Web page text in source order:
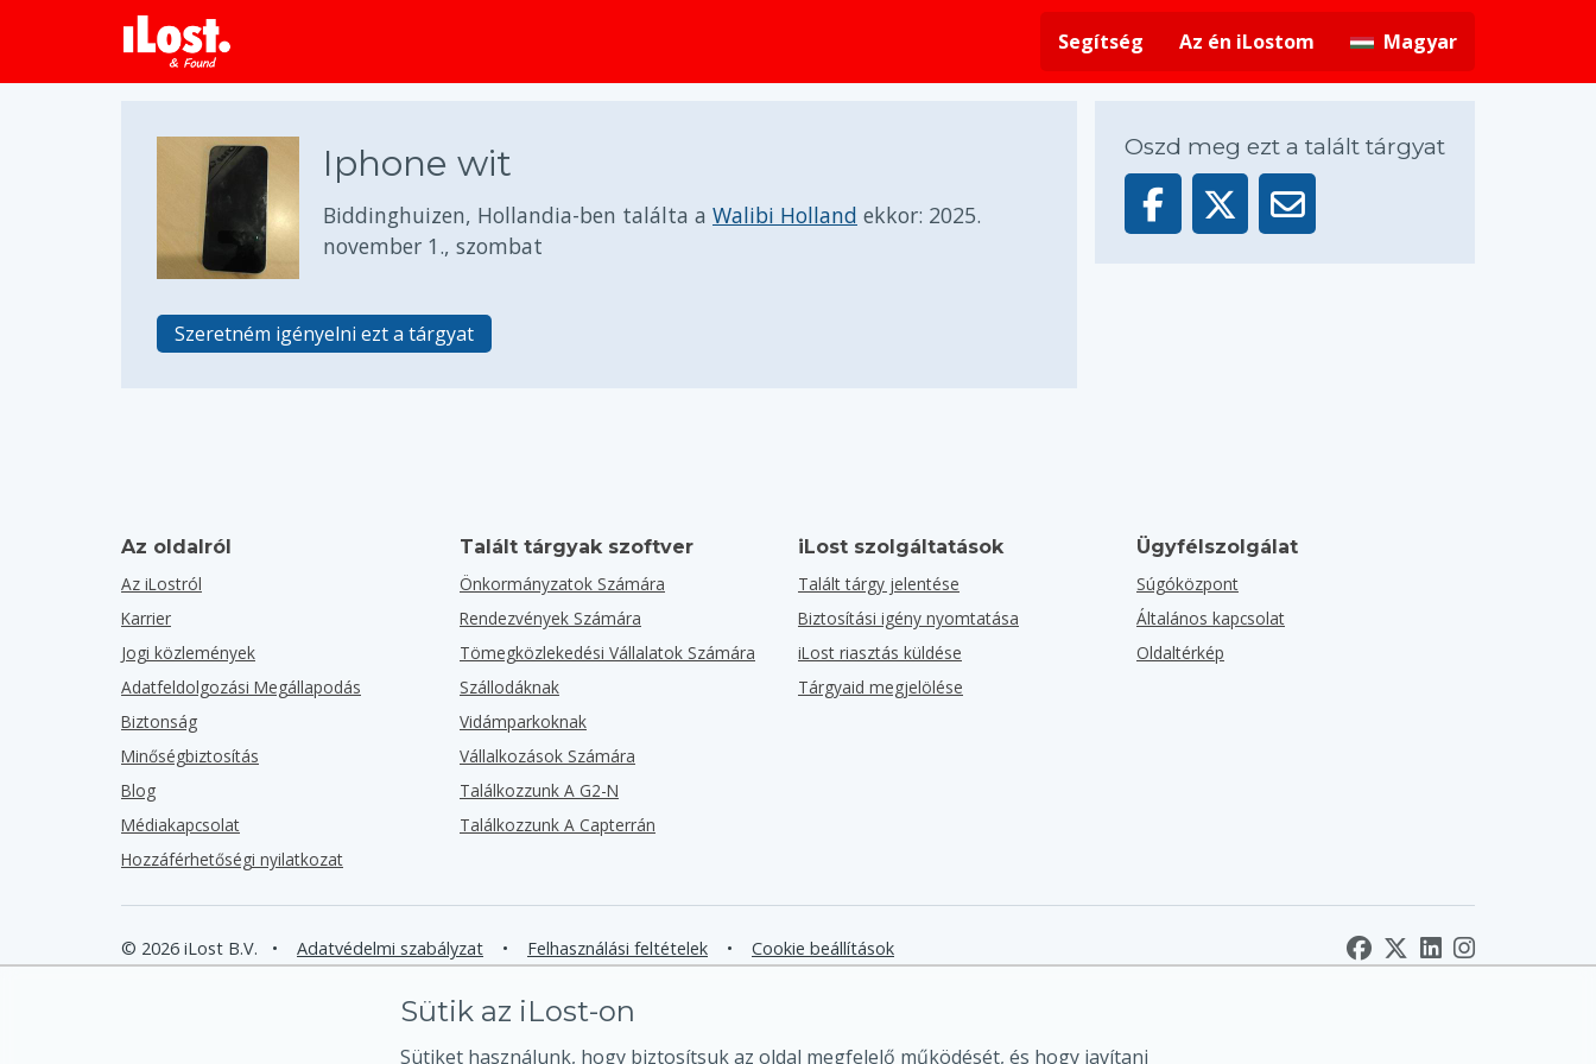
Segítség Az én iLostom Magyar
Iphone wit
Biddinghuizen, Hollandia-ben találta a Walibi Holland ekkor: 2025.
november 1., szombat
Szeretném igényelni ezt a tárgyat
Oszd meg ezt a talált tárgyat
Az oldalról
Az iLostról
Karrier
Jogi közlemények
Adatfeldolgozási Megállapodás
Biztonság
Minőségbiztosítás
Blog
Médiakapcsolat
Hozzáférhetőségi nyilatkozat
Talált tárgyak szoftver
Önkormányzatok Számára
Rendezvények Számára
Tömegközlekedési Vállalatok Számára
Szállodáknak
Vidámparkoknak
Vállalkozások Számára
Találkozzunk A G2-N
Találkozzunk A Capterrán
iLost szolgáltatások
Talált tárgy jelentése
Biztosítási igény nyomtatása
iLost riasztás küldése
Tárgyaid megjelölése
Ügyfélszolgálat
Súgóközpont
Általános kapcsolat
Oldaltérkép
© 2026 iLost B.V. • Adatvédelmi szabályzat • Felhasználási feltételek • Cookie beállítások
Sütik az iLost-on
Sütiket használunk, hogy biztosítsuk az oldal megfelelő működését, és hogy javítani